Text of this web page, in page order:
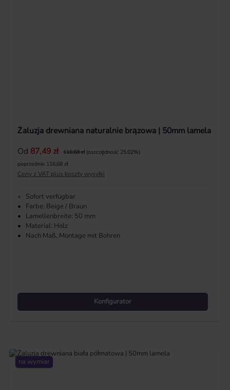
Żaluzja drewniana naturalnie brązowa | 50mm lamela
Cena sprzedaży:
Od 87,49 zł Cena regularna:
116,68 zł (oszczędność 25.02%)
poprzednio 116,68 zł
Ceny z VAT plus koszty wysyłki
•
Sofort verfügbar
•
Farbe: Beige / Braun
•
Lamellenbreite: 50 mm
•
Material: Holz
•
Nach Maß, Montage mit Bohren
Konfigurator
na wymiar